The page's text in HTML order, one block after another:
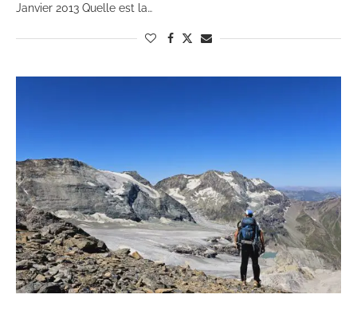
Janvier 2013 Quelle est la…